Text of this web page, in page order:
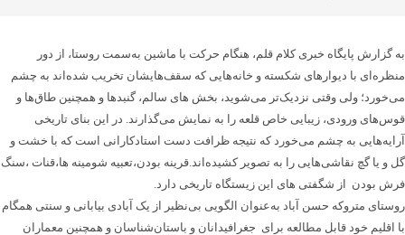
به گزارش پایگاه خبری کلام قلم، هنگام حرکت با ماشین به‌سمت روستا، از دور
منظره‌ای با دیوارهای شکسته و خانه‌هایی که سقف‌هایشان تخریب شده‌اند به‌ چشم
می‌خورد؛ ولی وقتی نزدیک‌تر می‌شوید، بخش های سالم، گنبدها و همچنین طاق‌ها و
قوس‌های ورودی، زیبایی خاص قلعه را به نمایش می‌گذارند. در این بنای تاریخی
آرایه‌هایی به چشم می‌خورد که نتیجه ظرافت دست استادکارانی است که با خشت‌ و
گل‌ و یا گچ نقاشی‌هایی را به تصویر کشیده‌اند.قرینه بودن،تعبیه شومینه ها،قنات ،سنگ
فرش بودن از شگفتی های این زیستگاه تاریخی دارد.
روستای متروکه حسن آباد به‌عنوان الگویی بی‌نظیر از یک آبادی بیابانی و سنتی همگام
با اقلیم خود قابل‌ مطالعه برای جغرافیدانان و باستان‌شناسان و همچنین معماران